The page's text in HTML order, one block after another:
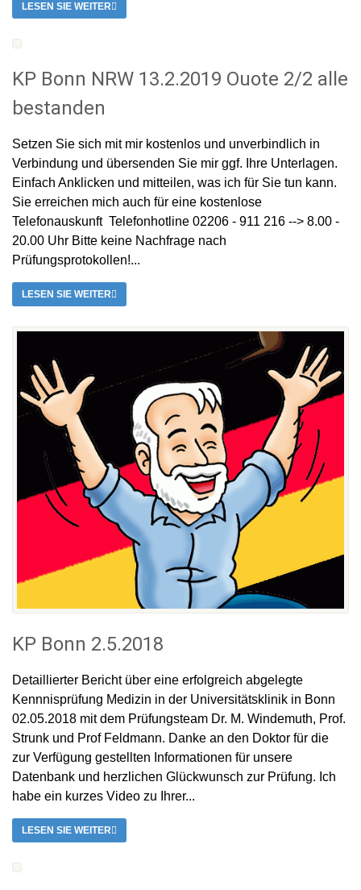
LESEN SIE WEITER
KP Bonn NRW 13.2.2019 Ouote 2/2 alle
bestanden
Setzen Sie sich mit mir kostenlos und unverbindlich in
Verbindung und übersenden Sie mir ggf. Ihre Unterlagen.
Einfach Anklicken und mitteilen, was ich für Sie tun kann.
Sie erreichen mich auch für eine kostenlose
Telefonauskunft Telefonhotline 02206 - 911 216 --> 8.00 -
20.00 Uhr Bitte keine Nachfrage nach
Prüfungsprotokollen!...
LESEN SIE WEITER
KP Bonn 2.5.2018
Detaillierter Bericht über eine erfolgreich abgelegte
Kennnisprüfung Medizin in der Universitätsklinik in Bonn
02.05.2018 mit dem Prüfungsteam Dr. M. Windemuth, Prof.
Strunk und Prof Feldmann. Danke an den Doktor für die
zur Verfügung gestellten Informationen für unsere
Datenbank und herzlichen Glückwunsch zur Prüfung. Ich
habe ein kurzes Video zu Ihrer...
LESEN SIE WEITER